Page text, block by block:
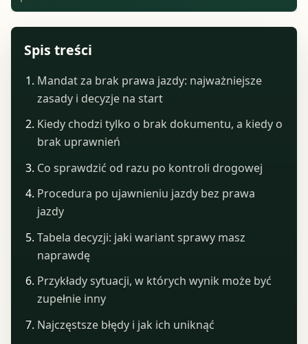
Spis treści
Mandat za brak prawa jazdy: najważniejsze
zasady i decyzje na start
Kiedy chodzi tylko o brak dokumentu, a kiedy o
brak uprawnień
Co sprawdzić od razu po kontroli drogowej
Procedura po ujawnieniu jazdy bez prawa
jazdy
Tabela decyzji: jaki wariant sprawy masz
naprawdę
Przykłady sytuacji, w których wynik może być
zupełnie inny
Najczęstsze błędy i jak ich uniknąć